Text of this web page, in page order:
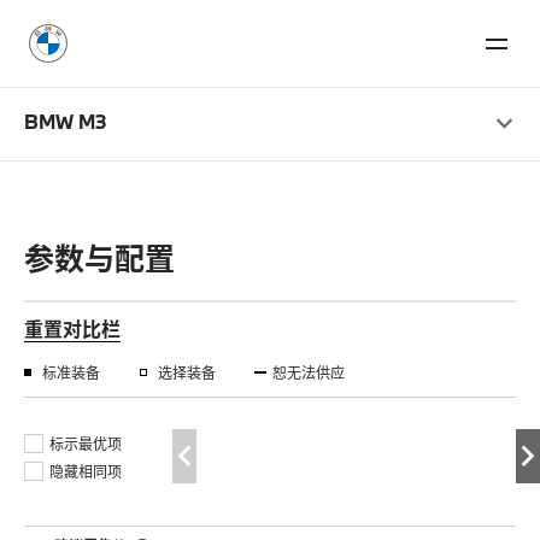
BMW M3
参数与配置
重置对比栏
标准装备 选择装备 恕无法供应
标示最优项
隐藏相同项